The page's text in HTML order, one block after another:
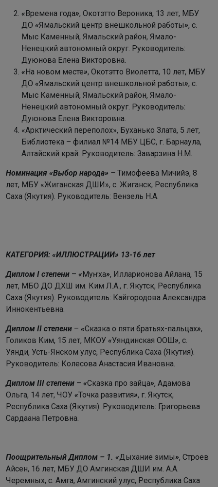
«Времена года», Окотэтто Вероника, 13 лет, МБУ
ДО «Ямальский центр внешкольной работы», с.
Мыс Каменный, Ямальский район, Ямало-
Ненецкий автономный округ. Руководитель:
Дуюнова Елена Викторовна.
«На новом месте», Окотэтто Виолетта, 10 лет, МБУ
ДО «Ямальский центр внешкольной работы», с.
Мыс Каменный, Ямальский район, Ямало-
Ненецкий автономный округ. Руководитель:
Дуюнова Елена Викторовна.
«Арктический переполох», Буханько Злата, 5 лет,
Библиотека – филиал №14 МБУ ЦБС, г. Барнаула,
Алтайский край. Руководитель: Заварзина Н.М.
Номинация «Выбор народа» – Тимофеева Мичийэ, 8
лет, МБУ «Жиганская ДШИ», с. Жиганск, Республика
Саха (Якутия). Руководитель: Вензель Н.А.
КАТЕГОРИЯ: «ИЛЛЮСТРАЦИИ» 13-16 лет
Диплом I степени – «Муҥха», Илларионова Айлана, 15
лет, МБО ДО ДХШ им. Ким Л.А., г. Якутск, Республика
Саха (Якутия). Руководитель: Кайгородова Александра
Иннокентьевна.
Диплом II степени – «Сказка о пяти братьях-пальцах»,
Голиков Ким, 15 лет, МКОУ «Уяндинская ООШ», с.
Уянди, Усть-Янском улус, Республика Саха (Якутия).
Руководитель: Колесова Анастасия Ивановна.
Диплом III степени – «Сказка про зайца», Адамова
Ольга, 14 лет, ЧОУ «Точка развития», г. Якутск,
Республика Саха (Якутия). Руководитель: Григорьева
Сардаана Петровна.
Поощрительный Диплом – 1. «Дыхание зимы», Строев
Айсен, 16 лет, МБУ ДО Амгинская ДШИ им. А.А.
Черемных, с. Амга, Амгинский улус, Республика Саха